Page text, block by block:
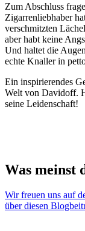
Zum Abschluss
Zigarrenliebhaber
verschmitzten
aber habt keine
Und haltet die
echte Knaller in
Ein inspirierendes
Welt von Davidoff.
seine Leidenschaft!
Was meinst
Wir freuen uns auf
über diesen